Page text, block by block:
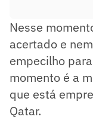
Nesse
acertado e
empecilho
momento é a
que está
Qatar.